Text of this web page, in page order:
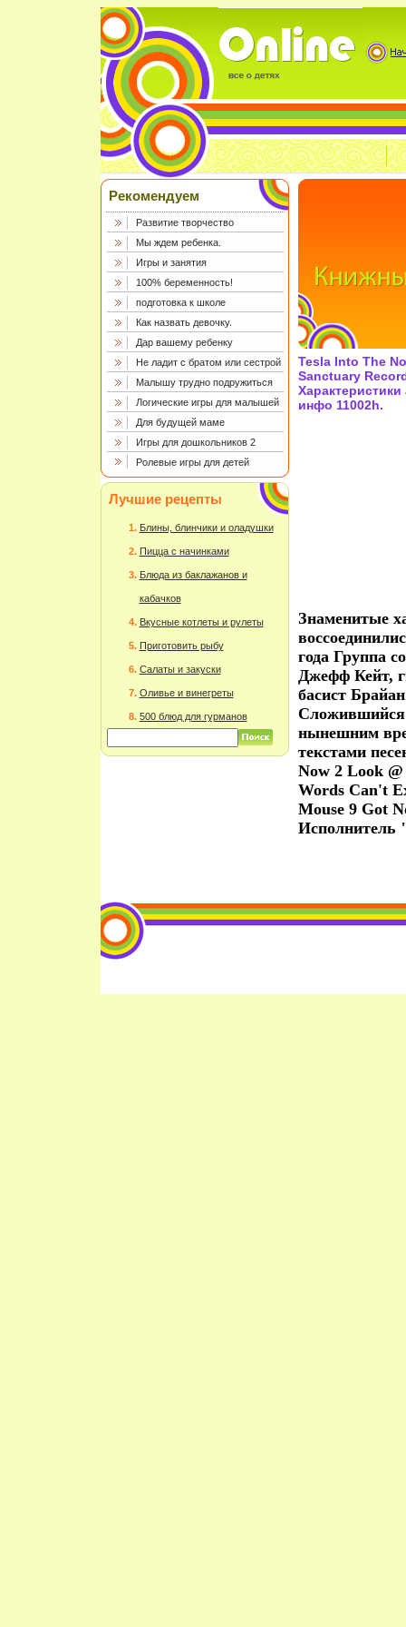
Рекомендуем
Развитие творчество
Мы ждем ребенка.
Игры и занятия
100% беременность!
подготовка к школе
Как назвать девочку.
Дар вашему ребенку
Не ладит с братом или сестрой
Малышу трудно подружиться
Логические игры для малышей
Для будущей маме
Игры для дошкольников 2
Ролевые игры для детей
Лучшие рецепты
Блины, блинчики и оладушки
Пицца с начинками
Блюда из баклажанов и
кабачков
Вкусные котлеты и рулеты
Приготовить рыбу
Салаты и закуски
Оливье и винегреты
500 блюд для гурманов
Tesla Into The
Sanctuary
инфо 11002h.
Знаменитые
года Группа
Джефф Кейт,
басист
Сложившийся
нынешним
текстами
Now 2 Look
Words Can't
Mouse 9 Got
Исполнитель